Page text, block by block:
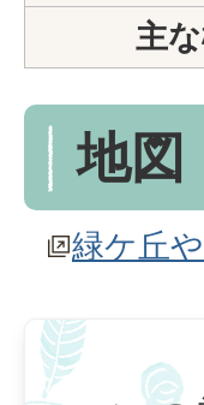
主
地図
緑ケ丘